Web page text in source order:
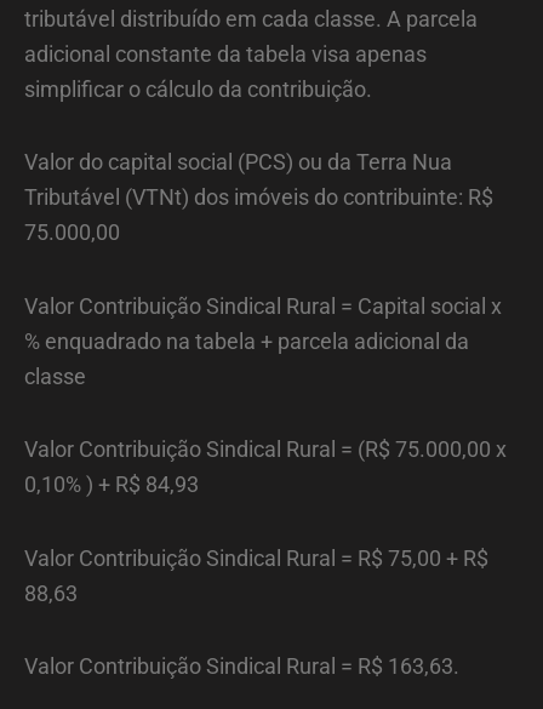
tributável distribuído em cada classe. A parcela
adicional constante da tabela visa apenas
simplificar o cálculo da contribuição.
Valor do capital social (PCS) ou da Terra Nua
Tributável (VTNt) dos imóveis do contribuinte: R$
75.000,00
Valor Contribuição Sindical Rural = Capital social x
% enquadrado na tabela + parcela adicional da
classe
Valor Contribuição Sindical Rural = (R$ 75.000,00 x
0,10% ) + R$ 84,93
Valor Contribuição Sindical Rural = R$ 75,00 + R$
88,63
Valor Contribuição Sindical Rural = R$ 163,63.